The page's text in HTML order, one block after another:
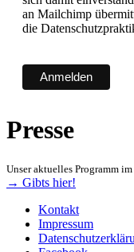
an Mailchimp
die
Presse
Unser aktuelles Programm
→ Gibts hier!
Kontakt
Impressum